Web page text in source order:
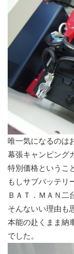
唯一気になるのは
幕張キャンピング
特別価格というこ
もしサブバッテリ
ＢＡＴ．ＭＡＮ二
そんないい理由も
本能の赴くまま納
でした。